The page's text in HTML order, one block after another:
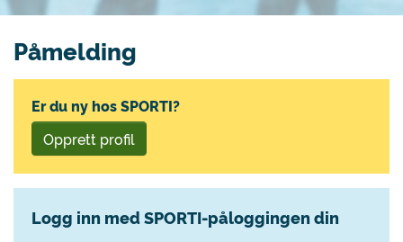
Påmelding
Er du ny hos SPORTI?
Opprett profil
Logg inn med SPORTI-påloggingen din